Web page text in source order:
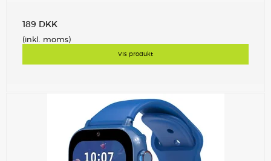
189 DKK
(inkl. moms)
Vis produkt